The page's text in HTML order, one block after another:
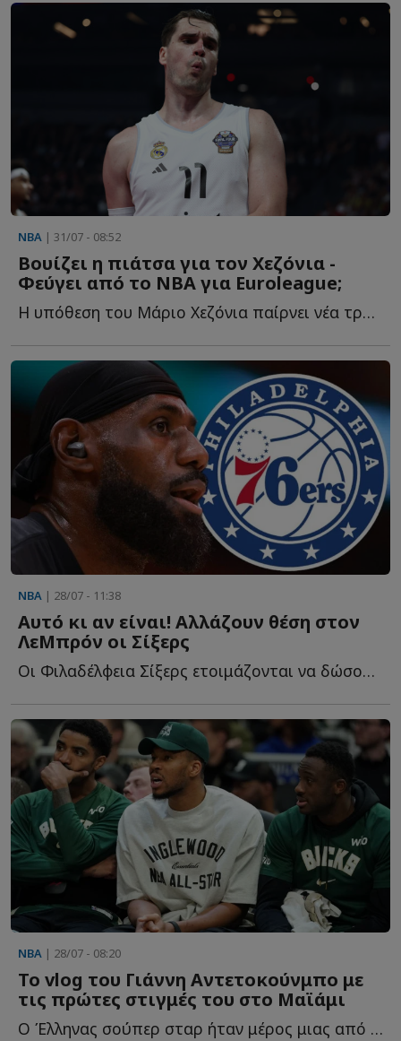
NBA | 31/07 - 08:52
Βουίζει η πιάτσα για τον Χεζόνια -
Φεύγει από το ΝΒΑ για Euroleague;
Η υπόθεση του Μάριο Χεζόνια παίρνει νέα τροπή, καθώς η...
NBA | 28/07 - 11:38
Αυτό κι αν είναι! Αλλάζουν θέση στον
ΛεΜπρόν οι Σίξερς
Οι Φιλαδέλφεια Σίξερς ετοιμάζονται να δώσουν έναν δ...
NBA | 28/07 - 08:20
Το vlog του Γιάννη Αντετοκούνμπο με
τις πρώτες στιγμές του στο Μαϊάμι
Ο Έλληνας σούπερ σταρ ήταν μέρος μιας από τις μεγαλύτερες μ...